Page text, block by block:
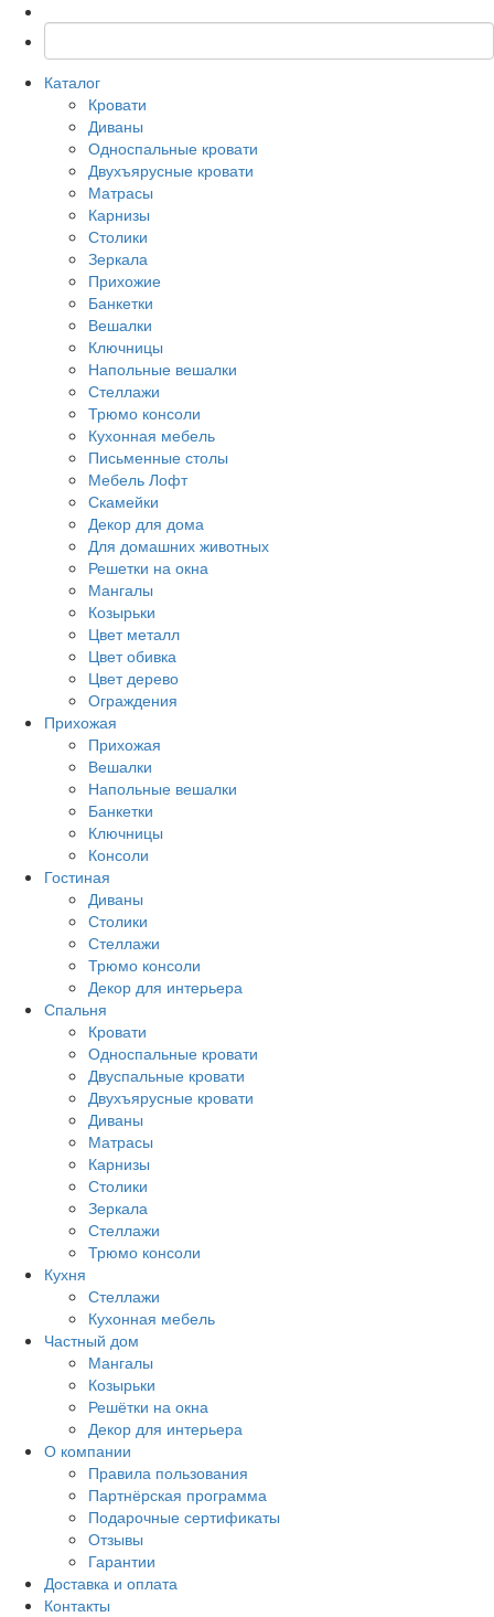
Каталог
Кровати
Диваны
Односпальные кровати
Двухъярусные кровати
Матрасы
Карнизы
Столики
Зеркала
Прихожие
Банкетки
Вешалки
Ключницы
Напольные вешалки
Стеллажи
Трюмо консоли
Кухонная мебель
Письменные столы
Мебель Лофт
Скамейки
Декор для дома
Для домашних животных
Решетки на окна
Мангалы
Козырьки
Цвет металл
Цвет обивка
Цвет дерево
Ограждения
Прихожая
Прихожая
Вешалки
Напольные вешалки
Банкетки
Ключницы
Консоли
Гостиная
Диваны
Столики
Стеллажи
Трюмо консоли
Декор для интерьера
Спальня
Кровати
Односпальные кровати
Двуспальные кровати
Двухъярусные кровати
Диваны
Матрасы
Карнизы
Столики
Зеркала
Стеллажи
Трюмо консоли
Кухня
Стеллажи
Кухонная мебель
Частный дом
Мангалы
Козырьки
Решётки на окна
Декор для интерьера
О компании
Правила пользования
Партнёрская программа
Подарочные сертификаты
Отзывы
Гарантии
Доставка и оплата
Контакты